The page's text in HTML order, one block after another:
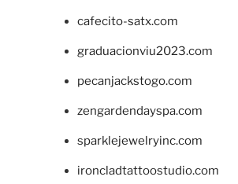
cafecito-satx.com
graduacionviu2023.com
pecanjackstogo.com
zengardendayspa.com
sparklejewelryinc.com
ironcladtattoostudio.com